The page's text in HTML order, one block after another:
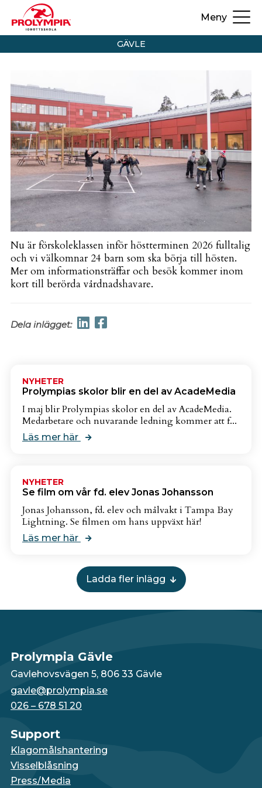
GÄVLE
Meny
Nu är förskoleklassen inför höstterminen 2026 fulltalig
och vi välkomnar 24 barn som ska börja till hösten.
Mer om informationsträffar och besök kommer inom
kort till berörda vårdnadshavare.
Dela inlägget:
NYHETER
Prolympias skolor blir en del av AcadeMedia
I maj blir Prolympias skolor en del av AcadeMedia.
Medarbetare och nuvarande ledning kommer att f...
Läs mer här
NYHETER
Se film om vår fd. elev Jonas Johansson
Jonas Johansson, fd. elev och målvakt i Tampa Bay
Lightning. Se filmen om hans uppväxt här!
Läs mer här
Ladda fler inlägg
Prolympia Gävle
Gavlehovsvägen 5, 806 33 Gävle
gavle@prolympia.se
026 – 678 51 20
Support
Klagomålshantering
Visselblåsning
Press/Media